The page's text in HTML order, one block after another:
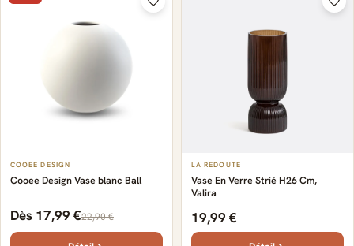
COOEE DESIGN
Cooee Design Vase blanc Ball
Dès 17,99 €22,90 €
LA REDOUTE
Vase En Verre Strié H26 Cm,
Valira
19,99 €